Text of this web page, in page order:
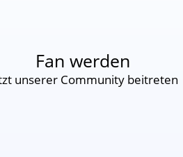
Fan werden
unserer Community beitreten